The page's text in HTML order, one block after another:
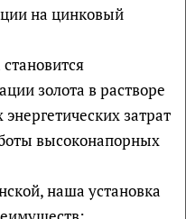
на цинковый
золота в растворе
затрат
высоконапорных
наша установка